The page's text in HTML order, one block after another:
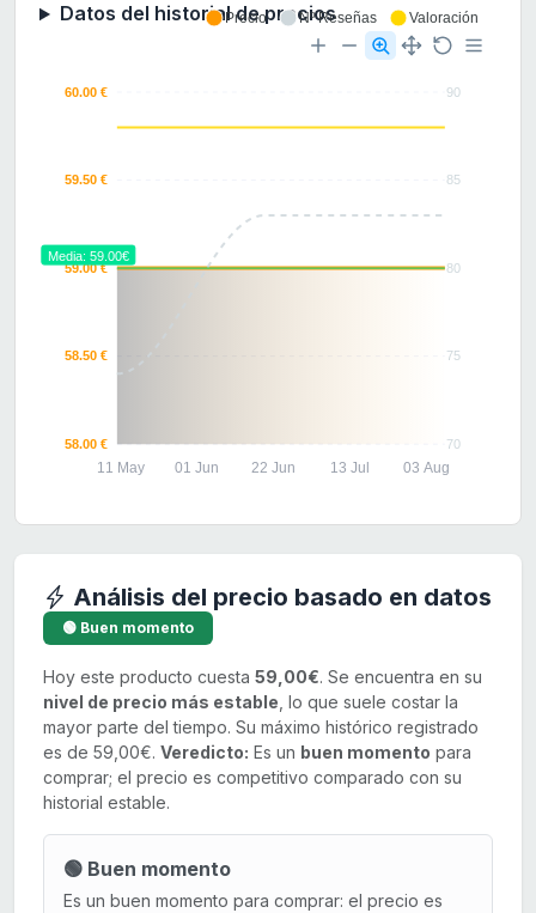
Datos del historial de precios
90
85
80
75
70
60.00 €
59.50 €
59.00 €
58.50 €
58.00 €
11 May 01 Jun 22 Jun 13 Jul 03 Aug
Media: 59.00€
Precio Nº Reseñas Valoración
Análisis del precio basado en datos
🟢 Buen momento
Hoy este producto cuesta 59,00€. Se encuentra en su
nivel de precio más estable , lo que suele costar la
mayor parte del tiempo. Su máximo histórico registrado
es de 59,00€. Veredicto: Es un buen momento para
comprar; el precio es competitivo comparado con su
historial estable.
🟢 Buen momento
Es un buen momento para comprar: el precio es